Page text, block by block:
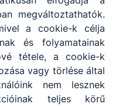
2026
megváltoztathatók.
a cookie-k célja
és folyamatainak
tétele, a cookie-k
vagy törlése által
nem lesznek
teljes körű